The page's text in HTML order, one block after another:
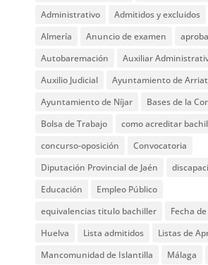
Administrativo
Admitidos y excluidos
Almería
Anuncio de examen
Autobaremación
Auxiliar
Auxilio Judicial
Ayuntamiento de
Ayuntamiento de Níjar
Bases de la
Bolsa de Trabajo
como acreditar
concurso-oposición
Convocatoria
Diputación Provincial de Jaén
Educación
Empleo Público
equivalencias titulo bachiller
Fecha
Huelva
Lista admitidos
Listas de
Mancomunidad de Islantilla
Málaga